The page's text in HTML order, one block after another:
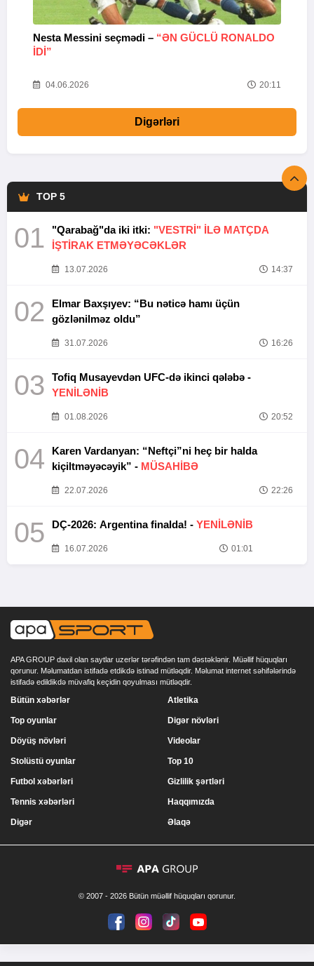
Nesta Messini seçmədi – “ƏN GÜCLÜ RONALDO
IDI”
04.06.2026 20:11
Digərləri
TOP 5
01 "Qarabağ"da iki itki: "VESTRİ" İLƏ MATÇDA
İŞTİRAK ETMƏYƏCƏKLƏR
13.07.2026 14:37
02
Elmar Baxşıyev: “Bu nəticə hamı üçün
gözlənilməz oldu”
31.07.2026 16:26
03
Tofiq Musayevdən UFC-də ikinci qələbə -
YENİLƏNİB
01.08.2026 20:52
04
Karen Vardanyan: “Neftçi”ni heç bir halda
kiçiltməyəcəyik” - MÜSAHİBƏ
22.07.2026 22:26
05 DÇ-2026: Argentina finalda! - YENİLƏNİB
16.07.2026 01:01
APA GROUP daxil olan saytlar uzerlər tərəfindən tam dəstəklənir. Müəllif hüquqları
qorunur. Məlumatdan istifadə etdikdə istinad mütləqdir. Məlumat internet səhifələrində
istifadə edildikdə müvafiq keçidin qoyulması mütləqdir.
Bütün xəbərlər
Top oyunlar
Döyüş növləri
Stolüstü oyunlar
Atletika
Digər növləri
Videolar
Top 10
Futbol xəbərləri
Tennis xəbərləri
Digər
Gizlilik şərtləri
Haqqımızda
Əlaqə
© 2007 - 2026 Bütün müəllif hüquqları qorunur.